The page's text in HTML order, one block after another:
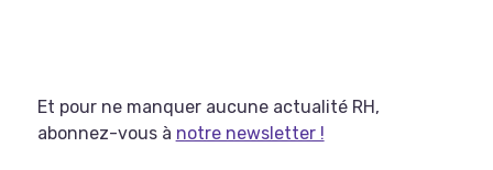
Et pour ne manquer aucune actualité RH,
abonnez-vous à notre newsletter !